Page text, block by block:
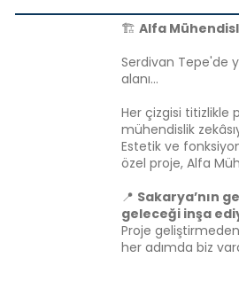
🏗️ Alfa
Serdivan Tepe'de
alanı...
Her çizgisi titizlikle
mühendislik
Estetik ve
özel proje, Alfa
📍 Sakarya’nın
geleceği inşa
Proje
her adımda biz